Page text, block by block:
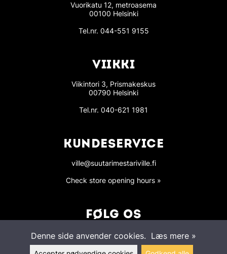
Vuorikatu 12, metroasema
00100 Helsinki
Tel.nr. 044-551 9155
VIIKKI
Viikintori 3, Prismakeskus
00790 Helsinki
Tel.nr. 040-621 1981
KUNDESERVICE
ville@suutarimestariville.fi
Check store opening hours »
FØLG OS
Denne side anvender cookies. Læs mere »